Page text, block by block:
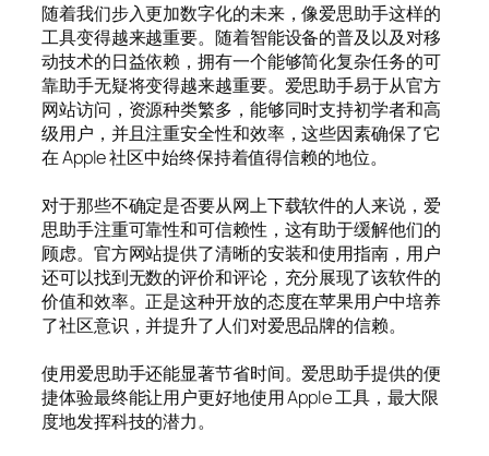
随着我们步入更加数字化的未来，像爱思助手这样的
工具变得越来越重要。随着智能设备的普及以及对移
动技术的日益依赖，拥有一个能够简化复杂任务的可
靠助手无疑将变得越来越重要。爱思助手易于从官方
网站访问，资源种类繁多，能够同时支持初学者和高
级用户，并且注重安全性和效率，这些因素确保了它
在 Apple 社区中始终保持着值得信赖的地位。
对于那些不确定是否要从网上下载软件的人来说，爱
思助手注重可靠性和可信赖性，这有助于缓解他们的
顾虑。官方网站提供了清晰的安装和使用指南，用户
还可以找到无数的评价和评论，充分展现了该软件的
价值和效率。正是这种开放的态度在苹果用户中培养
了社区意识，并提升了人们对爱思品牌的信赖。
使用爱思助手还能显著节省时间。爱思助手提供的便
捷体验最终能让用户更好地使用 Apple 工具，最大限
度地发挥科技的潜力。